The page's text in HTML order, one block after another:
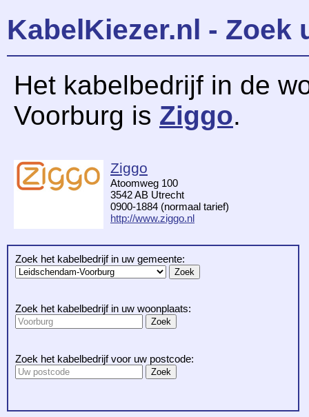
KabelKiezer.nl - Zoek
Het kabelbedrijf in de
Voorburg is Ziggo.
Ziggo
Atoomweg 100
3542 AB Utrecht
0900-1884 (normaal tarief)
http://www.ziggo.nl
Zoek het kabelbedrijf in uw gemeente:
Zoek het kabelbedrijf in uw woonplaats:
Zoek het kabelbedrijf voor uw postcode: